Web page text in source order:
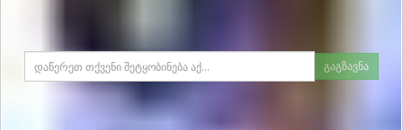
გაგზავნა